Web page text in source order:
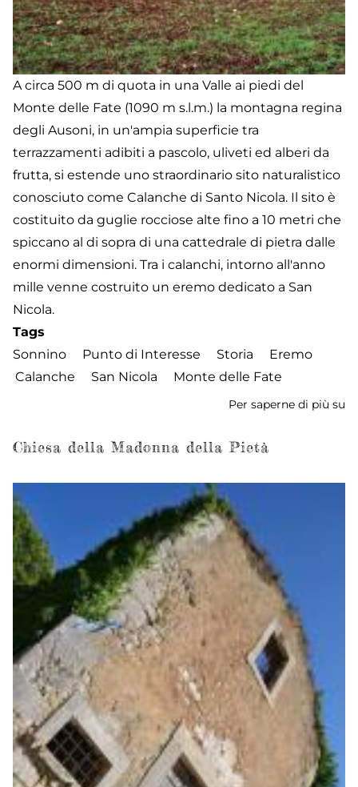
A circa 500 m di quota in una Valle ai piedi del
Monte delle Fate (1090 m s.l.m.) la montagna regina
degli Ausoni, in un'ampia superficie tra
terrazzamenti adibiti a pascolo, uliveti ed alberi da
frutta, si estende uno straordinario sito naturalistico
conosciuto come Calanche di Santo Nicola. Il sito è
costituito da guglie rocciose alte fino a 10 metri che
spiccano al di sopra di una cattedrale di pietra dalle
enormi dimensioni. Tra i calanchi, intorno all'anno
mille venne costruito un eremo dedicato a San
Nicola.
Tags
Sonnino
Punto di Interesse Storia
Eremo
Calanche
San Nicola Monte delle Fate
Per saperne di più su
Chiesa della Madonna della Pietà